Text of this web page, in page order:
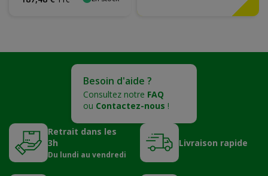
Besoin d'aide ?
Consultez notre FAQ
ou Contactez-nous !
Retrait dans les
3h
Du lundi au vendredi
Livraison rapide